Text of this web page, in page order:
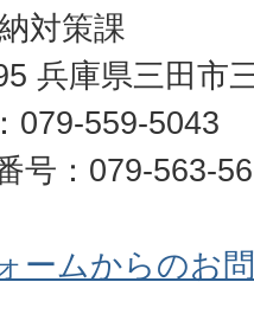
対策課
兵庫県三田市
079-559-5043
号：079-563-
ームからのお